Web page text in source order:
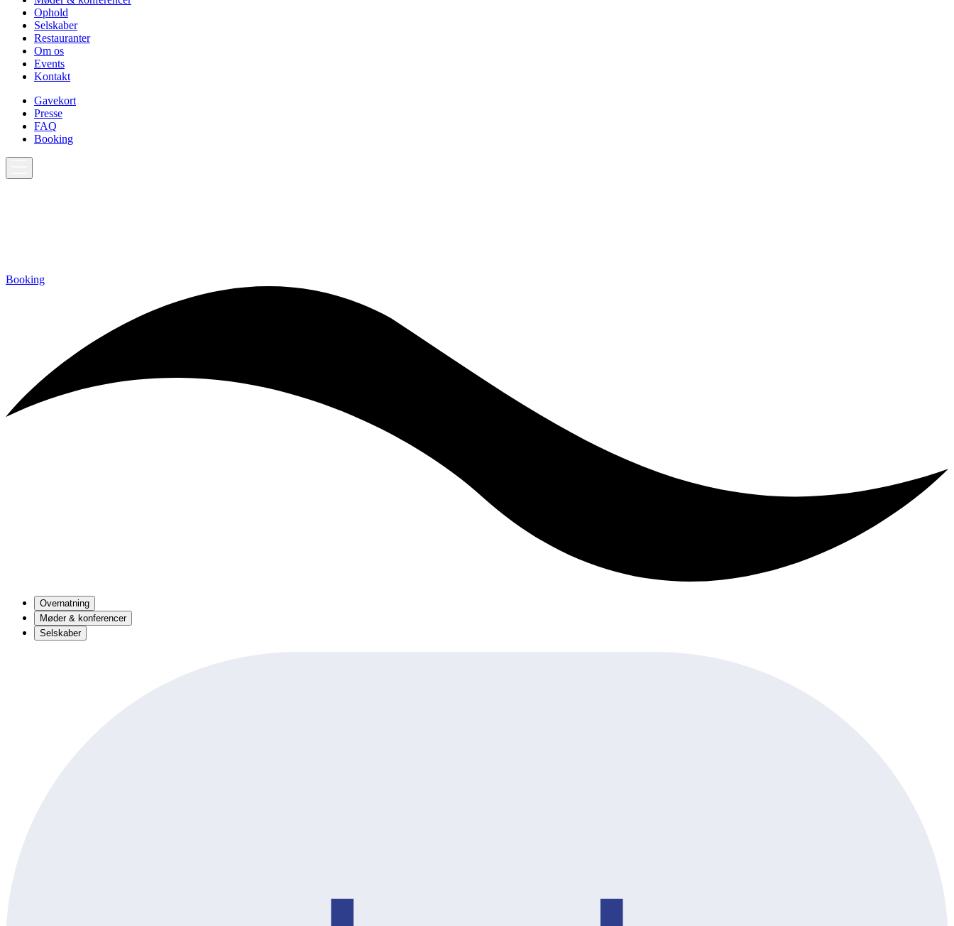
Ophold
Selskaber
Restauranter
Om os
Events
Kontakt
Gavekort
Presse
FAQ
Booking
Booking
Overnatning
Møder & konferencer
Selskaber